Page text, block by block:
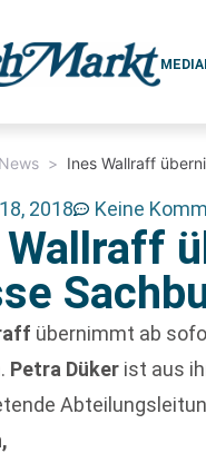
News > Ines Wallraff
2018 Keine
Wallraff
übernimmt ab
Petra Düker ist aus